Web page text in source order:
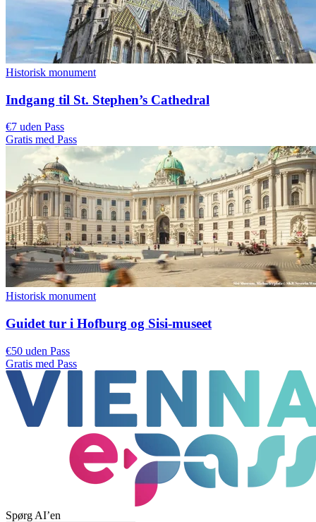
Historisk monument
Indgang til St. Stephen’s Cathedral
€7 uden Pass
Gratis med Pass
Historisk monument
Guidet tur i Hofburg og Sisi-museet
€50 uden Pass
Gratis med Pass
Spørg AI’en